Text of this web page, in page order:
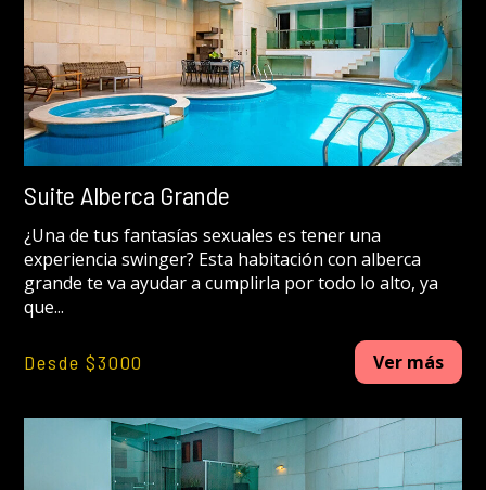
Suite Alberca Grande
¿Una de tus fantasías sexuales es tener una
experiencia swinger? Esta habitación con alberca
grande te va ayudar a cumplirla por todo lo alto, ya
que...
Desde $3000 Ver más